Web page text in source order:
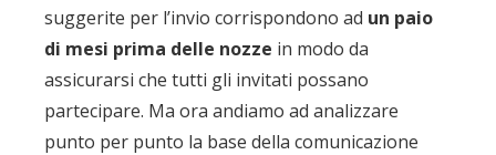
suggerite per l’invio corrispondono ad un paio
di mesi prima delle nozze in modo da
assicurarsi che tutti gli invitati possano
partecipare. Ma ora andiamo ad analizzare
punto per punto la base della comunicazione